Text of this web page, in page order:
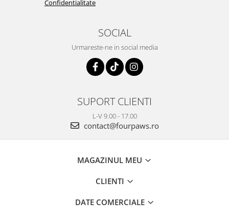
Confidentialitate
SOCIAL
Urmareste-ne in social media
SUPORT CLIENTI
L-V 9.00 - 17.00
contact@fourpaws.ro
MAGAZINUL MEU
CLIENTI
DATE COMERCIALE